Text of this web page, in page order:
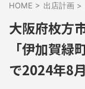
HOME > 出店計画 >
大阪府枚方
「伊加賀緑
で2024年8